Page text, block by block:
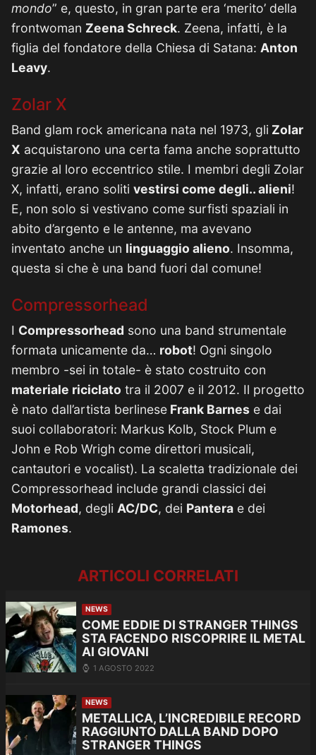
mondo” e, questo, in gran parte era ‘merito’ della
frontwoman Zeena Schreck. Zeena, infatti, è la
figlia del fondatore della Chiesa di Satana: Anton
Leavy.
Zolar X
Band glam rock americana nata nel 1973, gli Zolar
X acquistarono una certa fama anche soprattutto
grazie al loro eccentrico stile. I membri degli Zolar
X, infatti, erano soliti vestirsi come degli.. alieni!
E, non solo si vestivano come surfisti spaziali in
abito d’argento e le antenne, ma avevano
inventato anche un linguaggio alieno. Insomma,
questa si che è una band fuori dal comune!
Compressorhead
I Compressorhead sono una band strumentale
formata unicamente da… robot! Ogni singolo
membro -sei in totale- è stato costruito con
materiale riciclato tra il 2007 e il 2012. Il progetto
è nato dall’artista berlinese Frank Barnes e dai
suoi collaboratori: Markus Kolb, Stock Plum e
John e Rob Wrigh come direttori musicali,
cantautori e vocalist). La scaletta tradizionale dei
Compressorhead include grandi classici dei
Motorhead, degli AC/DC, dei Pantera e dei
Ramones.
ARTICOLI CORRELATI
NEWS
COME EDDIE DI STRANGER THINGS
STA FACENDO RISCOPRIRE IL METAL
AI GIOVANI
1 AGOSTO 2022
NEWS
METALLICA, L’INCREDIBILE RECORD
RAGGIUNTO DALLA BAND DOPO
STRANGER THINGS